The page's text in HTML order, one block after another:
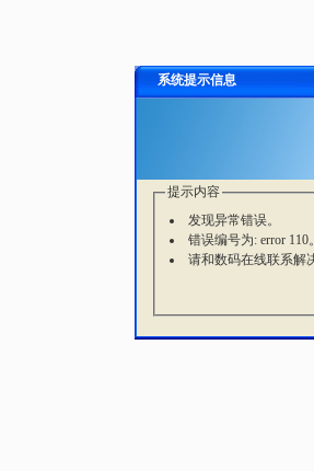
系统提示信息
提示内容
发现异常错误。
错误编号为: error 110
请和数码在线联系解